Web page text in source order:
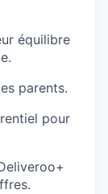
équilibre
parents.
pour